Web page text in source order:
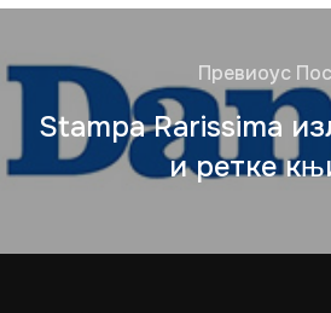
Превиоус
Stampa Rarissima
и ретке